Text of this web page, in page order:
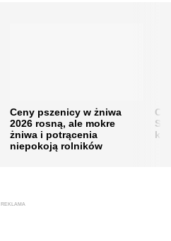
Ceny pszenicy w żniwa
2026 rosną, ale mokre
żniwa i potrącenia
niepokoją rolników
REKLAMA